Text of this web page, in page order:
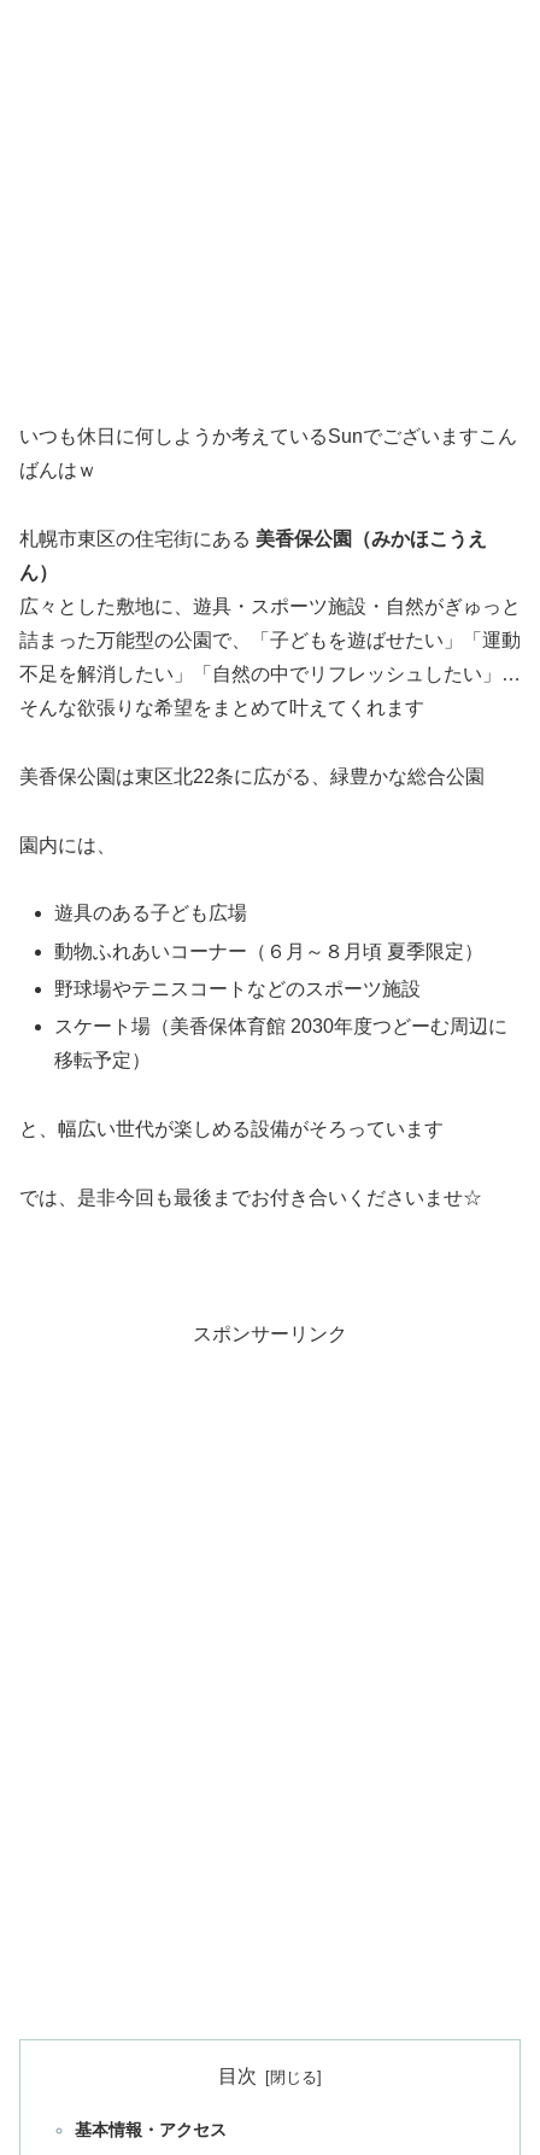
いつも休日に何しようか考えているSunでございますこん
ばんはｗ
札幌市東区の住宅街にある 美香保公園（みかほこうえ
ん）
広々とした敷地に、遊具・スポーツ施設・自然がぎゅっと
詰まった万能型の公園で、「子どもを遊ばせたい」「運動
不足を解消したい」「自然の中でリフレッシュしたい」…
そんな欲張りな希望をまとめて叶えてくれます
美香保公園は東区北22条に広がる、緑豊かな総合公園
園内には、
遊具のある子ども広場
動物ふれあいコーナー（６月～８月頃 夏季限定）
野球場やテニスコートなどのスポーツ施設
スケート場（美香保体育館 2030年度つどーむ周辺に
移転予定）
と、幅広い世代が楽しめる設備がそろっています
では、是非今回も最後までお付き合いくださいませ☆
スポンサーリンク
目次
基本情報・アクセス